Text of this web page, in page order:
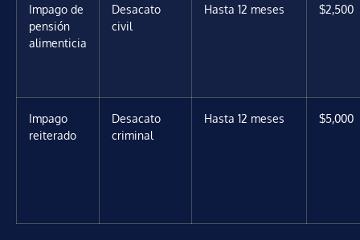
Impago de
pensión
alimenticia
Desacato
civil
Hasta 12 meses $2,500
Impago
reiterado
Desacato
criminal
Hasta 12 meses $5,000